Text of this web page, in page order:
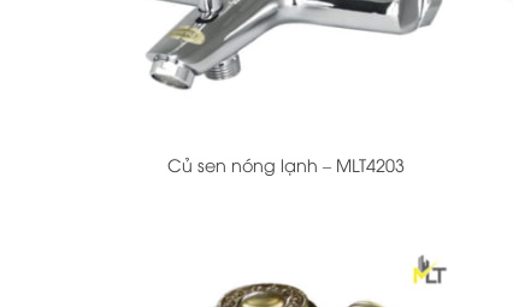
Củ sen nóng lạnh – MLT4203